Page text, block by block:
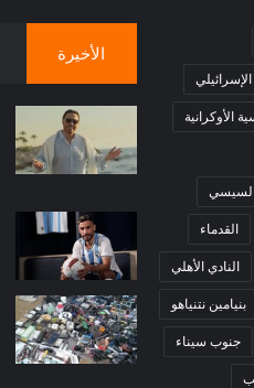
الإسرائيلي
الأوكرانية
السيسي
القدماء
النادي الأهلي
بنيامين نتنياهو
جنوب سيناء
الأخيرة